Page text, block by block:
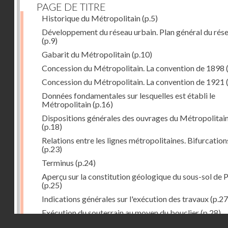
PAGE DE TITRE
Historique du Métropolitain(p.5)
Développement du réseau urbain. Plan général du
(p.9)
Gabarit du Métropolitain(p.10)
Concession du Métropolitain. La convention de 1898
Concession du Métropolitain. La convention de 1921
Données fondamentales sur lesquelles est établi le
Métropolitain(p.16)
Dispositions générales des ouvrages du
(p.18)
Relations entre les lignes métropolitaines.
(p.23)
Terminus (p.24)
Aperçu sur la constitution géologique du sous-sol de
(p.25)
Indications générales sur l'exécution des travaux
Exécution du souterrain au moyen du bouclier(p.28)